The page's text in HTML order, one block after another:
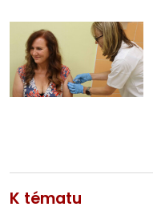
K tématu